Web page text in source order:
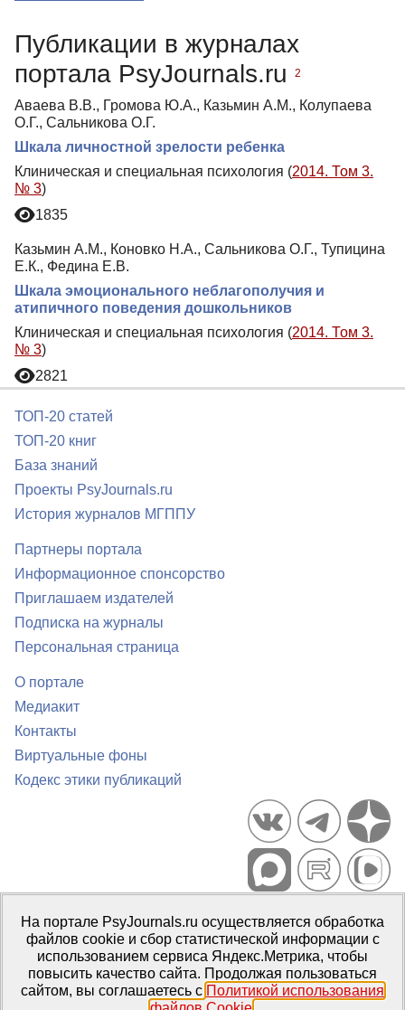
Публикации в журналах
портала PsyJournals.ru
2
Аваева В.В., Громова Ю.А., Казьмин А.М., Колупаева
О.Г., Сальникова О.Г.
Шкала личностной зрелости ребенка
Клиническая и специальная психология (2014. Том 3.
№ 3)
1835
Казьмин А.М., Коновко Н.А., Сальникова О.Г., Тупицина
Е.К., Федина Е.В.
Шкала эмоционального неблагополучия и
атипичного поведения дошкольников
Клиническая и специальная психология (2014. Том 3.
№ 3)
2821
ТОП-20 статей
ТОП-20 книг
База знаний
Проекты PsyJournals.ru
История журналов МГППУ
Партнеры портала
Информационное спонсорство
Приглашаем издателей
Подписка на журналы
Персональная страница
О портале
Медиакит
Контакты
Виртуальные фоны
Кодекс этики публикаций
Портал психологических изданий PsyJournals.ru, 2007–2026
Правила использования материалов
Свидетельство регистрации СМИЭл № ФС77-66447 от 14 июля
2016 г.
Издатель: ФГБОУ ВО МГППУ
На портале PsyJournals.ru осуществляется обработка
файлов cookie и сбор статистической информации с
использованием сервиса Яндекс.Метрика, чтобы
повысить качество сайта. Продолжая пользоваться
сайтом, вы соглашаетесь с Политикой использования